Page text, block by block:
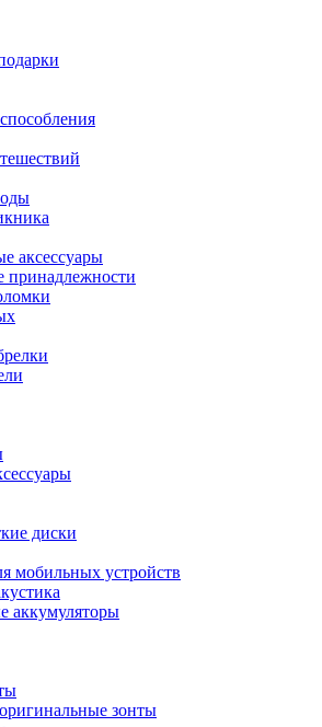
аксессуары
принадлежности
диски
мобильных устройств
аккумуляторы
зонты